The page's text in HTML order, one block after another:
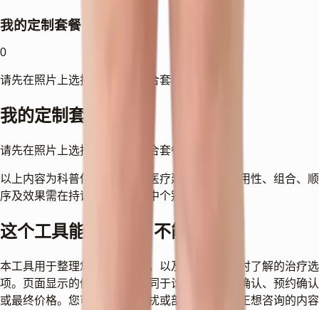
我的定制套餐
0
请先在照片上选择部位开始组合套餐。
我的定制套餐
请先在照片上选择部位开始组合套餐。
以上内容为科普信息，不构成医疗建议。治疗适用性、组合、顺
序及效果需在持证医师的面诊中个别评估。
这个工具能做什么，不能做什么
本工具用于整理您关注的部位，以及希望在面诊时了解的治疗选
项。页面显示的候选项目不等同于诊断、适应证确认、预约确认
或最终价格。您可以先选择困扰或部位，再把真正想咨询的内容